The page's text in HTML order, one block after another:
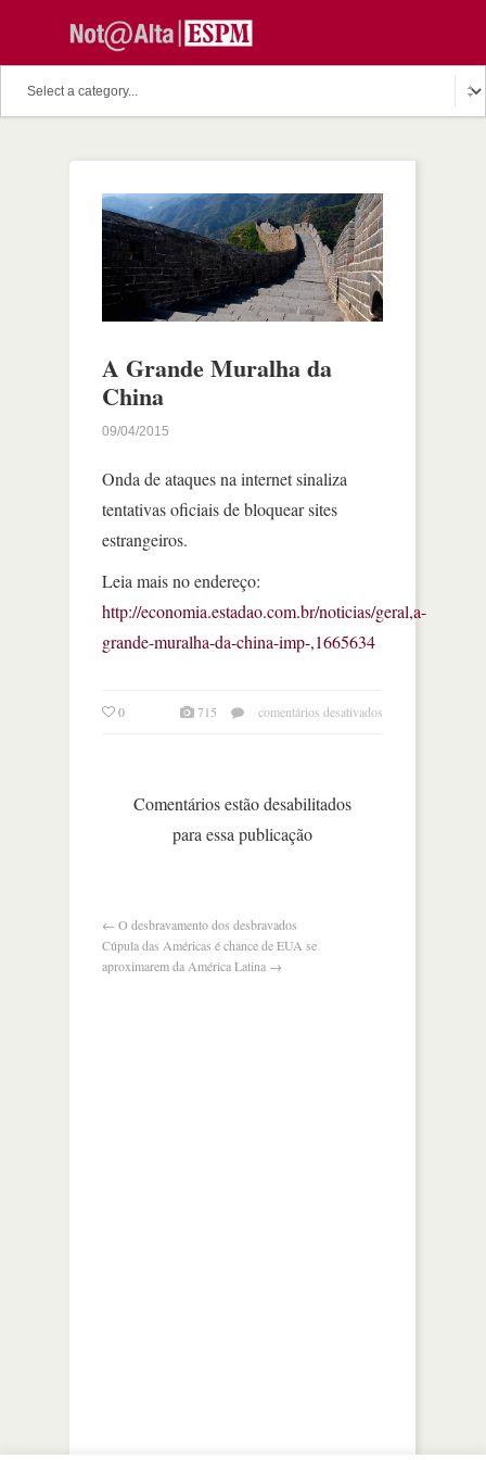
A Grande Muralha da
China
09/04/2015
Onda de ataques na internet sinaliza
tentativas oficiais de bloquear sites
estrangeiros.
Leia mais no endereço:
http://economia.estadao.com.br/noticias/geral,a-
grande-muralha-da-china-imp-,1665634
0 715 comentários desativados
Comentários estão desabilitados
para essa publicação
← O desbravamento dos desbravados
Cúpula das Américas é chance de EUA se
aproximarem da América Latina →